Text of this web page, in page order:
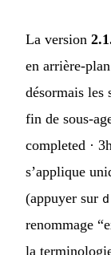
La version
en arrière-
désormais les
fin de sous-
completed ·
s’applique
(appuyer sur d
renommage
la